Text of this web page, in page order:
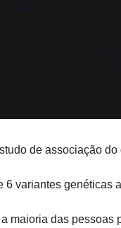
de associação
6 variantes genéticas
maioria das pessoas